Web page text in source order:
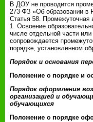
В ДОУ не проводится
273-ФЗ «Об образовании в
Статья 58. Промежуточная
1. Освоение
числе отдельной части
сопровождается
порядке, установленном
Порядок и основания
Положение о порядке и
Порядок оформления
организацией и
обучающихся
Положение о порядке